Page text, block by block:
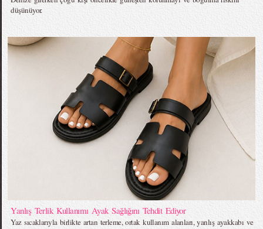
düşünüyor.
Yanlış Terlik Kullanımı Ayak Sağlığını Tehdit Ediyor
Yaz sıcaklarıyla birlikte artan terleme, ortak kullanım alanları, yanlış ayakkabı ve